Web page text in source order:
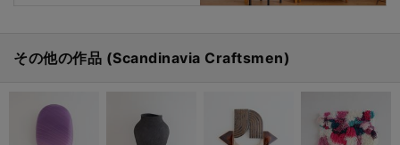
その他の作品 (Scandinavia Craftsmen)